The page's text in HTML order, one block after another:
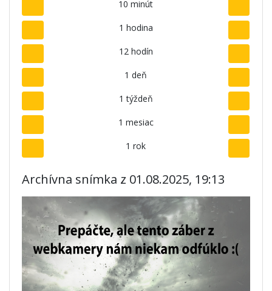
10 minút
1 hodina
12 hodín
1 deň
1 týždeň
1 mesiac
1 rok
Archívna snímka z 01.08.2025, 19:13